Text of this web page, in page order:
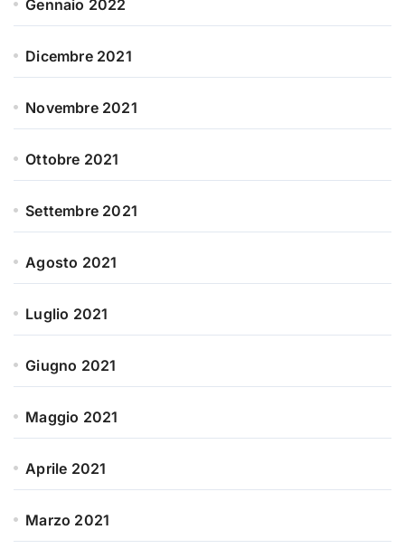
Gennaio 2022
Dicembre 2021
Novembre 2021
Ottobre 2021
Settembre 2021
Agosto 2021
Luglio 2021
Giugno 2021
Maggio 2021
Aprile 2021
Marzo 2021